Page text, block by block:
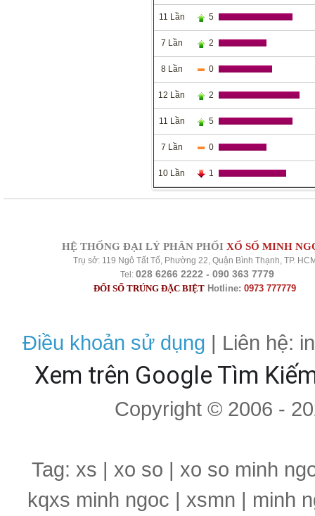
11 Lần 5
7 Lần 2
8 Lần 0
12 Lần 2
11 Lần 5
7 Lần 0
10 Lần 1
HỆ THỐNG ĐẠI LÝ PHÂN PHỐI XỔ SỐ MINH
Trụ sở: 119 Ngô Tất Tố, Phường 22, Quận Bình Thạnh, TP.
Tel: 028 6266 2222 - 090 363 7779
ĐỔI SỐ TRÚNG ĐẶC BIỆT Hotline: 0973 777779
Điều khoản sử dụng | Liên hệ:
Xem trên Google Tìm
Copyright © 2006 -
Tag: xs | xo so | xo so minh
kqxs minh ngoc | xsmn | minh